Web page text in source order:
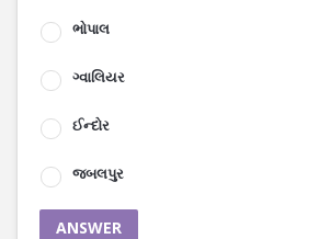
ભોપાલ
ગ્વાલિયર
ઈન્દોર
જબલપુર
ANSWER